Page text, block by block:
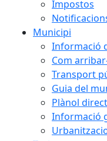
Impostos
Municipi
Informació
Com
Transport
Guia del
Plànol
Informació